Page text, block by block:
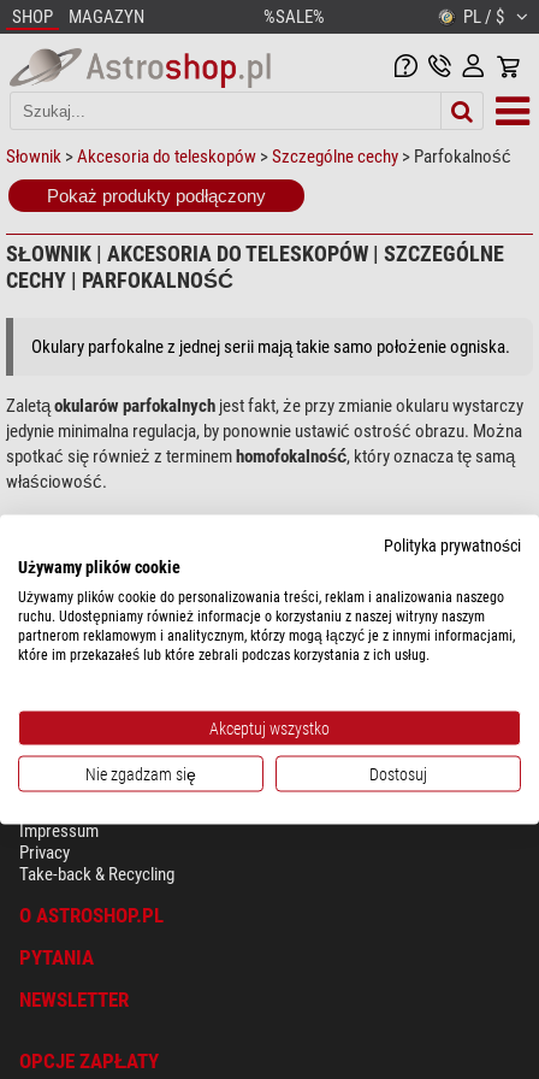
SHOP MAGAZYN %SALE% PL / $
Słownik >Akcesoria do teleskopów >Szczególne cechy > Parfokalność
Pokaż produkty podłączony
SŁOWNIK | AKCESORIA DO TELESKOPÓW | SZCZEGÓLNE
CECHY | PARFOKALNOŚĆ
Okulary parfokalne z jednej serii mają takie samo położenie ogniska.
Zaletąokularów parfokalnych jest fakt, że przy zmianie okularu wystarczy
jedynie minimalna regulacja, by ponownie ustawić ostrość obrazu. Można
spotkać się również z terminemhomofokalność, który oznacza tę samą
właściowość.
BEZPIECZEŃSTWO & OCHRONA DANYCH OSOBISTYCH
Impressum
Privacy
Take-back & Recycling
O ASTROSHOP.PL
PYTANIA
NEWSLETTER
OPCJE ZAPŁATY
Polityka prywatności
Używamy plików cookie
Używamy plików cookie do personalizowania treści, reklam i analizowania naszego
ruchu. Udostępniamy również informacje o korzystaniu z naszej witryny naszym
partnerom reklamowym i analitycznym, którzy mogą łączyć je z innymi informacjami,
które im przekazałeś lub które zebrali podczas korzystania z ich usług.
Akceptuj wszystko
Nie zgadzam się Dostosuj